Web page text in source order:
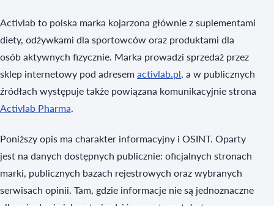
Activlab to polska marka kojarzona głównie z suplementami
diety, odżywkami dla sportowców oraz produktami dla
osób aktywnych fizycznie. Marka prowadzi sprzedaż przez
sklep internetowy pod adresem activlab.pl, a w publicznych
źródłach występuje także powiązana komunikacyjnie strona
Activlab Pharma.
Poniższy opis ma charakter informacyjny i OSINT. Oparty
jest na danych dostępnych publicznie: oficjalnych stronach
marki, publicznych bazach rejestrowych oraz wybranych
serwisach opinii. Tam, gdzie informacje nie są jednoznaczne